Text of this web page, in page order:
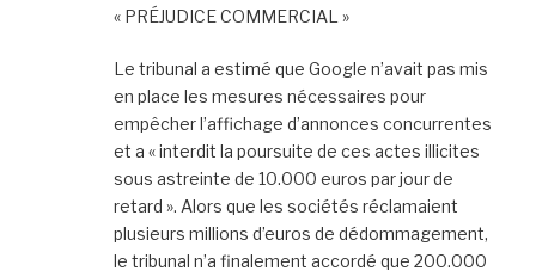
« PRÉJUDICE COMMERCIAL »
Le tribunal a estimé que Google n’avait pas mis
en place les mesures nécessaires pour
empêcher l’affichage d’annonces concurrentes
et a « interdit la poursuite de ces actes illicites
sous astreinte de 10.000 euros par jour de
retard ». Alors que les sociétés réclamaient
plusieurs millions d’euros de dédommagement,
le tribunal n’a finalement accordé que 200.000